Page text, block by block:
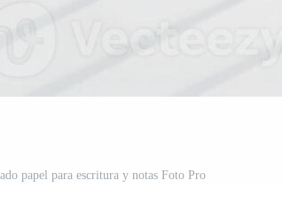
papel para escritura y notas Foto Pro